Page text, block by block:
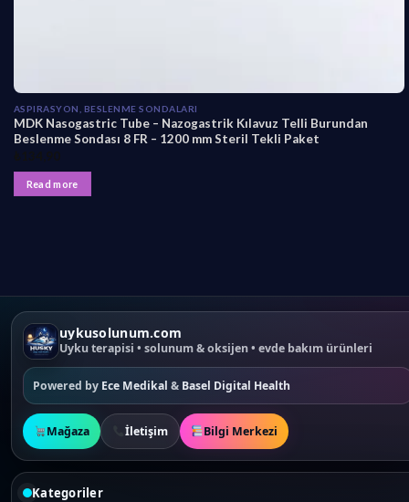
ASPIRASYON, BESLENME SONDALARI
MDK Nasogastric Tube – Nazogastrik Kılavuz Telli Burundan
Beslenme Sondası 8 FR – 1200 mm Steril Tekli Paket
Read more
uykusolunum.com
Uyku terapisi • solunum & oksijen • evde bakım ürünleri
Powered by Ece Medikal & Basel Digital Health
Mağaza İletişim Bilgi Merkezi
Kategoriler